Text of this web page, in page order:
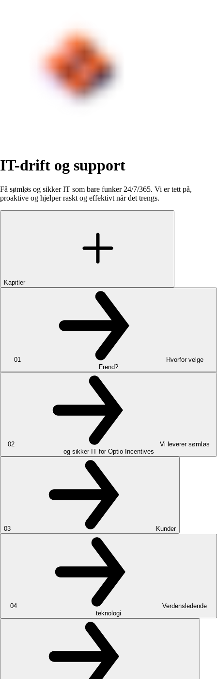
IT-drift og support
Få sømløs og sikker IT som bare funker 24/7/365. Vi er tett på,
proaktive og hjelper raskt og effektivt når det trengs.
Kapitler
01
Hvorfor velge
Frend?
02
Vi leverer sømløs
og sikker IT for Optio Incentives
03 Kunder
04
Verdensledende
teknologi